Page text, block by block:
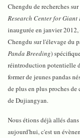
Chengdu de recherches
Research Center for Giant
inaugurée en janvier 2012,
Chengdu sur l'élevage du
Panda Breeding)
réintroduction potentielle
former de jeunes pandas
de plus en plus proches
de Dujiangyan.
Nous étions déjà allés
aujourd'hui, c'est un